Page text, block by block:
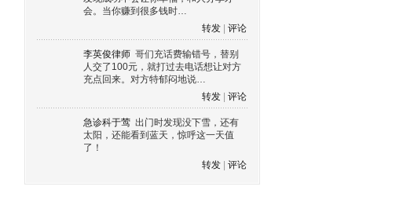
会。当你赚到很多钱时…
转发
评论
李英俊律师 哥们充话费输错号，替别
人交了100元，就打过去电话想让对方
充点回来。对方特郁闷地说…
转发
评论
急诊科于莺 出门时发现没下雪，还有
太阳，还能看到蓝天，惊呼这一天值
了！
转发
评论